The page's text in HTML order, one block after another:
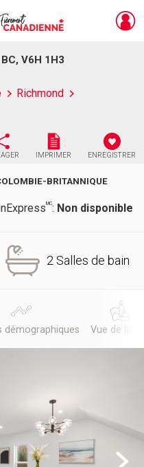
V6H 1H3
Richmond
IMPRIMER ENREGISTRER
BRITANNIQUE
MC: Non disponible
2 Salles de bain
démographiques Vue de la
Next